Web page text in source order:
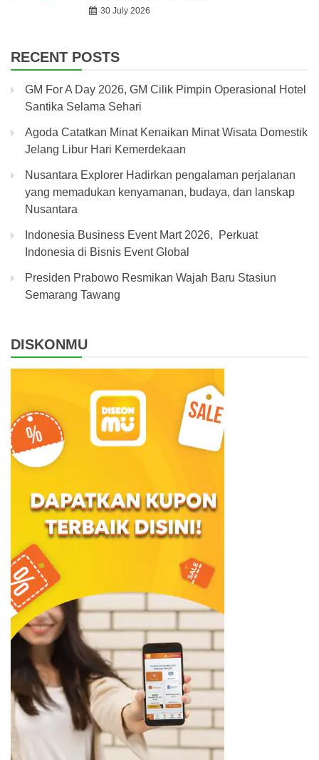
30 July 2026
RECENT POSTS
GM For A Day 2026, GM Cilik Pimpin Operasional Hotel
Santika Selama Sehari
Agoda Catatkan Minat Kenaikan Minat Wisata Domestik
Jelang Libur Hari Kemerdekaan
Nusantara Explorer Hadirkan pengalaman perjalanan
yang memadukan kenyamanan, budaya, dan lanskap
Nusantara
Indonesia Business Event Mart 2026, Perkuat
Indonesia di Bisnis Event Global
Presiden Prabowo Resmikan Wajah Baru Stasiun
Semarang Tawang
DISKONMU